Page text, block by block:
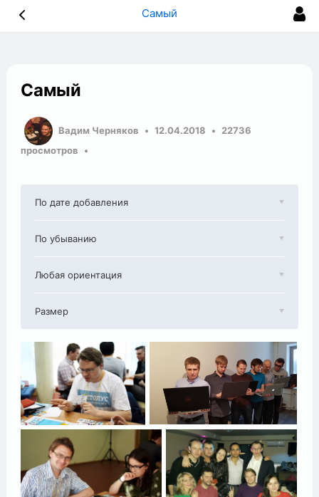
Самый
Самый
Вадим Черняков 12.04.2018
22736
просмотров
По дате добавления
По убыванию
Любая ориентация
Размер